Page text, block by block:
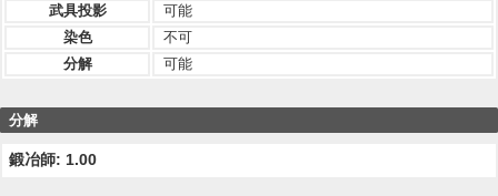
武具投影
可能
染色
不可
分解
可能
分解
鍛冶師: 1.00